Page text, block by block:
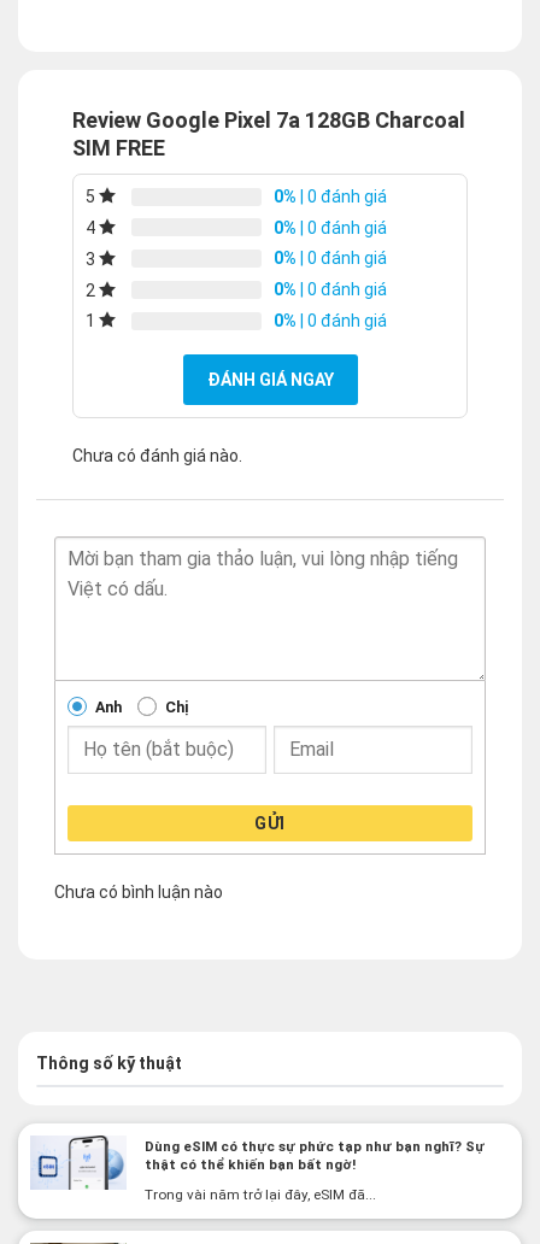
Review Google Pixel 7a 128GB Charcoal
SIM FREE
5 0% | 0 đánh giá
4
0% | 0 đánh giá
3
0% | 0 đánh giá
2
0% | 0 đánh giá
1
0% | 0 đánh giá
ĐÁNH GIÁ NGAY
Chưa có đánh giá nào.
Anh Chị
GỬI
Chưa có bình luận nào
Thông số kỹ thuật
Dùng eSIM có thực sự phức tạp như bạn nghĩ? Sự
thật có thể khiến bạn bất ngờ!
Trong vài năm trở lại đây, eSIM đã...